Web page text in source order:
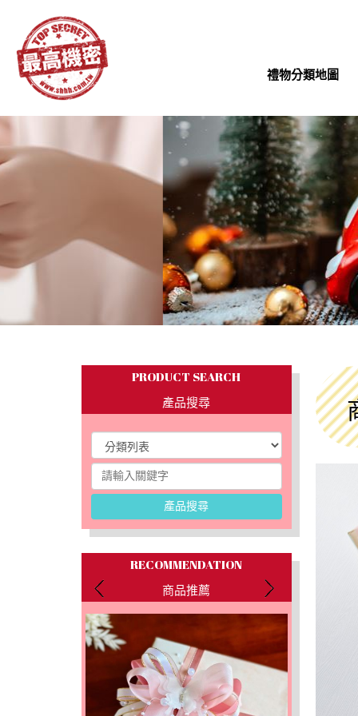
禮物分類地圖
PRODUCT SEARCH
產品搜尋
產品搜尋
RECOMMENDATION
商品推薦